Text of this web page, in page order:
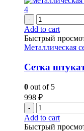
-
Add to cart
Быстрый
Металлическая
Сетка
0 out of 5
998 ₽
-
Add to cart
Быстрый